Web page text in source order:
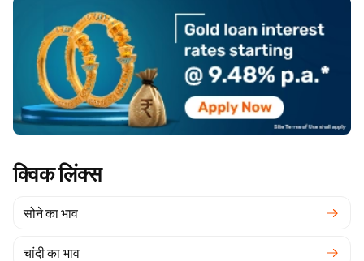
क्विक लिंक्स
सोने का भाव
चांदी का भाव